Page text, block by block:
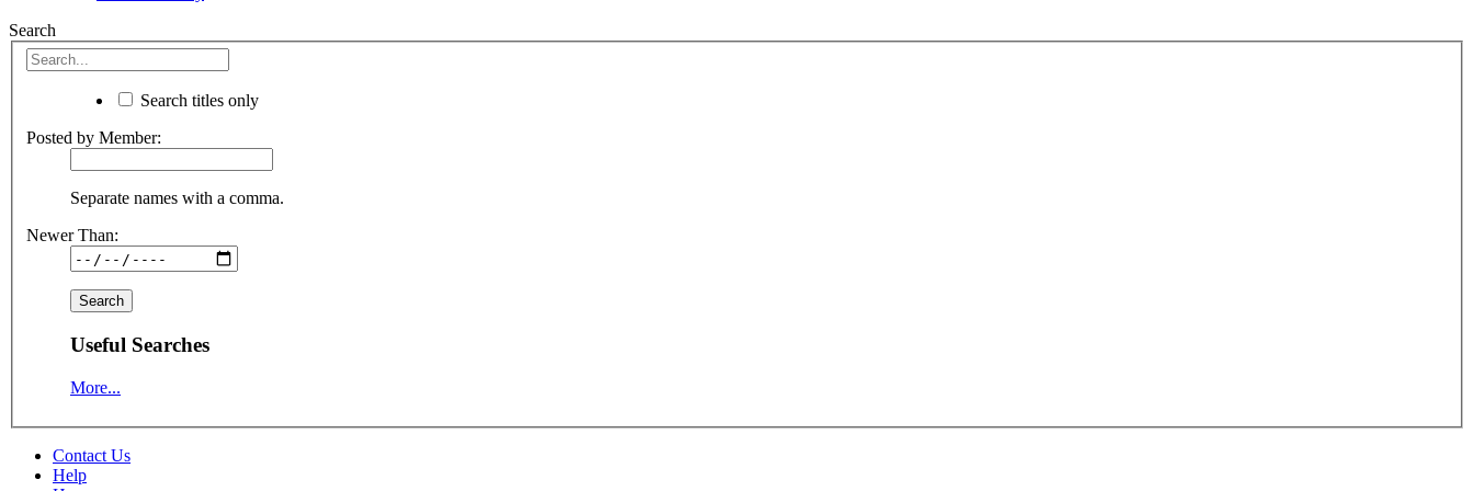
Search
Search titles only
Posted by Member:
Separate names with a comma.
Newer Than:
Useful Searches
More...
Contact Us
Help